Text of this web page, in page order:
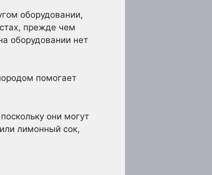
оборудовании,
прежде чем
оборудовании нет
помогает
они могут
лимонный сок,